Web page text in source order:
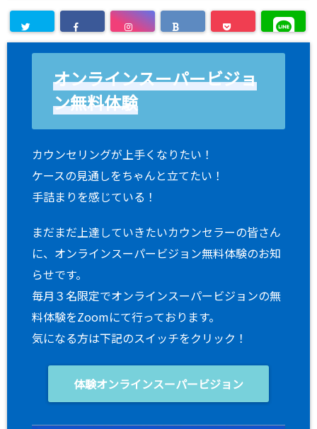
オンラインスーパービジョ
ン無料体験
カウンセリングが上手くなりたい！
ケースの見通しをちゃんと立てたい！
手詰まりを感じている！
まだまだ上達していきたいカウンセラーの皆さん
に、オンラインスーパービジョン無料体験のお知
らせです。
毎月３名限定でオンラインスーパービジョンの無
料体験をZoomにて行っております。
気になる方は下記のスイッチをクリック！
体験オンラインスーパービジョン